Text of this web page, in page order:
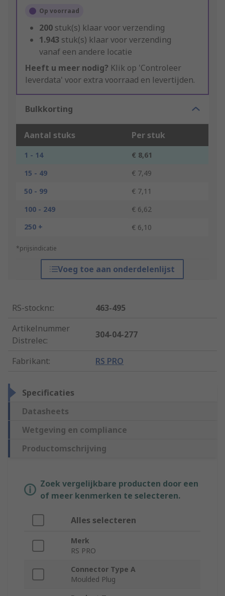
Op voorraad
200 stuk(s) klaar voor verzending
1.943 stuk(s) klaar voor verzending
vanaf een andere locatie
Heeft u meer nodig? Klik op 'Controleer
leverdata' voor extra voorraad en levertijden.
Bulkkorting
Aantal stuks Per stuk
1 - 14
€ 8,61
15 - 49
€ 7,49
50 - 99
€ 7,11
100 - 249
€ 6,62
250 +
€ 6,10
*prijsindicatie
Voeg toe aan onderdelenlijst
RS-stocknr.:
463-495
Artikelnummer
Distrelec:
304-04-277
Fabrikant: RS PRO
Specificaties
Datasheets
Wetgeving en compliance
Productomschrijving
Zoek vergelijkbare producten door een
of meer kenmerken te selecteren.
Alles selecteren
Merk
RS PRO
Connector Type A
Moulded Plug